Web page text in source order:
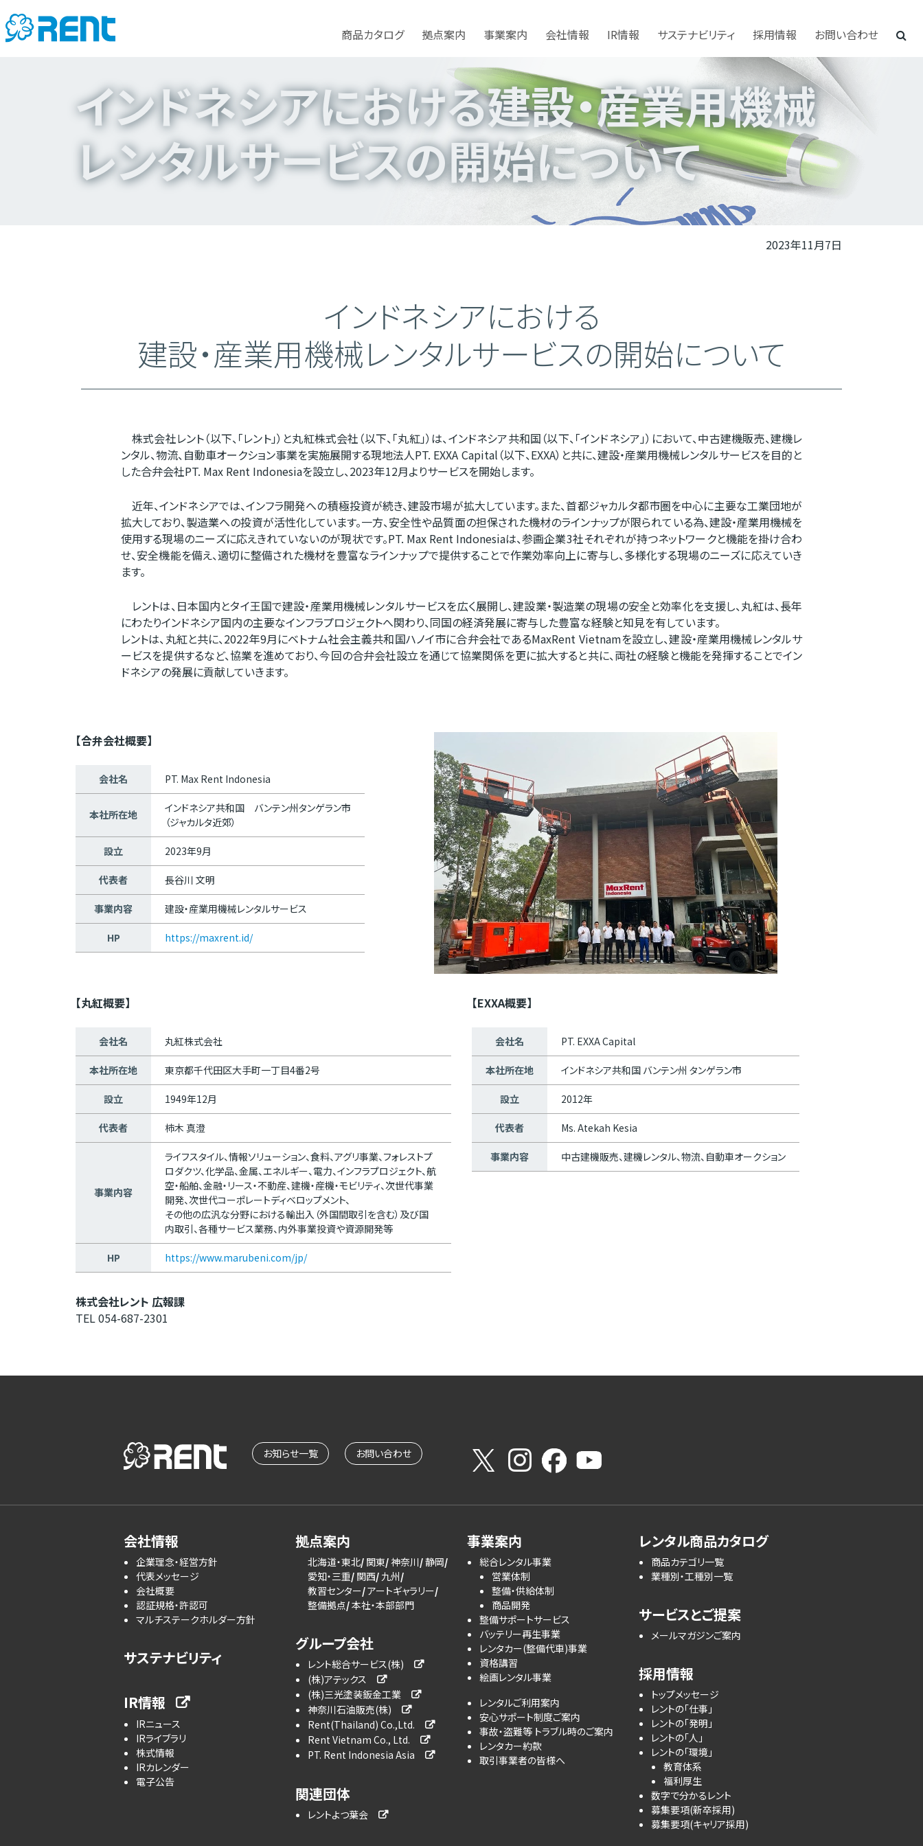
商品カタログ 拠点案内 事業案内 会社情報 IR情報 サステナビリティ 採用情報 お問い合わせ
ホーム
インドネシアにおける建設・産業用機械
レンタルサービスの開始について
2023年11月7日
インドネシアにおける
建設・産業用機械レンタルサービスの開始について
株式会社レント（以下、「レント」）と丸紅株式会社（以下、「丸紅」）は、インドネシア共和国（以下、「インドネシア」）において、中古建機販売、建機レ
ンタル、物流、自動車オークション事業を実施展開する現地法人PT. EXXA Capital（以下、EXXA）と共に、建設・産業用機械レンタルサービスを目的と
した合弁会社PT. Max Rent Indonesiaを設立し、2023年12月よりサービスを開始します。
近年、インドネシアでは、インフラ開発への積極投資が続き、建設市場が拡大しています。また、首都ジャカルタ都市圏を中心に主要な工業団地が
拡大しており、製造業への投資が活性化しています。一方、安全性や品質面の担保された機材のラインナップが限られている為、建設・産業用機械を
使用する現場のニーズに応えきれていないのが現状です。PT. Max Rent Indonesiaは、参画企業3社それぞれが持つネットワークと機能を掛け合わ
せ、安全機能を備え、適切に整備された機材を豊富なラインナップで提供することで作業効率向上に寄与し、多様化する現場のニーズに応えていき
ます。
レントは、日本国内とタイ王国で建設・産業用機械レンタルサービスを広く展開し、建設業・製造業の現場の安全と効率化を支援し、丸紅は、長年
にわたりインドネシア国内の主要なインフラプロジェクトへ関わり、同国の経済発展に寄与した豊富な経験と知見を有しています。
レントは、丸紅と共に、2022年9月にベトナム社会主義共和国ハノイ市に合弁会社であるMaxRent Vietnamを設立し、建設・産業用機械レンタルサ
ービスを提供するなど、協業を進めており、今回の合弁会社設立を通じて協業関係を更に拡大すると共に、両社の経験と機能を発揮することでイン
ドネシアの発展に貢献していきます。
【合弁会社概要】
会社名 PT. Max Rent Indonesia
本社所在地
インドネシア共和国 バンテン州タンゲラン市
（ジャカルタ近郊）
設立 2023年9月
代表者 長谷川 文明
事業内容 建設・産業用機械レンタルサービス
HP https://maxrent.id/
【丸紅概要】
会社名 丸紅株式会社
本社所在地 東京都千代田区大手町一丁目4番2号
設立 1949年12月
代表者 柿木 真澄
事業内容
ライフスタイル、情報ソリューション、食料、アグリ事業、フォレストプ
ロダクツ、化学品、金属、エネルギー、電力、インフラプロジェクト、航
空・船舶、金融・リース・不動産、建機・産機・モビリティ、次世代事業
開発、次世代コーポレートディベロップメント、
その他の広汎な分野における輸出入（外国間取引を含む）及び国
内取引、各種サービス業務、内外事業投資や資源開発等
HP https://www.marubeni.com/jp/
【EXXA概要】
会社名 PT. EXXA Capital
本社所在地 インドネシア共和国 バンテン州 タンゲラン市
設立 2012年
代表者 Ms. Atekah Kesia
事業内容 中古建機販売、建機レンタル、物流、自動車オークション
株式会社レント 広報課
TEL 054-687-2301
お知らせ一覧 お問い合わせ
会社情報
企業理念・経営方針
代表メッセージ
会社概要
認証規格・許認可
マルチステークホルダー方針
サステナビリティ
IR情報
IRニュース
IRライブラリ
株式情報
IRカレンダー
電子公告
拠点案内
北海道・東北 関東 神奈川 静岡
愛知・三重 関西 九州
教習センター アートギャラリー
整備拠点 本社・本部部門
グループ会社
レント総合サービス(株)
(株)アテックス
(株)三光塗装鈑金工業
神奈川石油販売(株)
Rent(Thailand) Co.,Ltd.
Rent Vietnam Co., Ltd.
PT. Rent Indonesia Asia
関連団体
レントよつ葉会
事業案内
総合レンタル事業
営業体制
整備・供給体制
商品開発
整備サポートサービス
バッテリー再生事業
レンタカー(整備代車)事業
資格講習
絵画レンタル事業
レンタルご利用案内
安心サポート制度ご案内
事故・盗難等 トラブル時のご案内
レンタカー約款
取引事業者の皆様へ
レンタル商品カタログ
商品カテゴリ一覧
業種別・工種別一覧
サービスとご提案
メールマガジンご案内
採用情報
トップメッセージ
レントの「仕事」
レントの「発明」
レントの「人」
レントの「環境」
教育体系
福利厚生
数字で分かるレント
募集要項(新卒採用)
募集要項(キャリア採用)